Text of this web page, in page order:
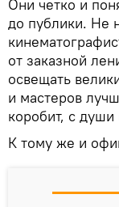
Они четко и
до публики. Не
от заказной
освещать
и мастеров
коробит, с души
К тому же и